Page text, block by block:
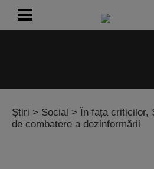
Știri > Social > În fața criticilor,
de combatere a dezinformării